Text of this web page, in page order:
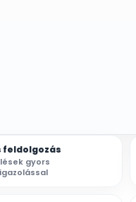
feldolgozás
gyors